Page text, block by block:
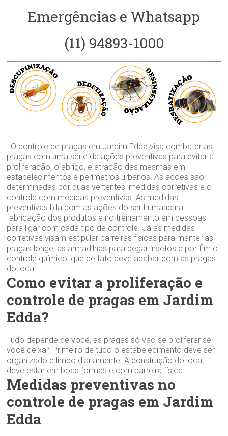
Emergências e Whatsapp
(11) 94893-1000
O controle de pragas em Jardim Edda visa combater as
pragas com uma série de ações preventivas para evitar a
proliferação, o abrigo, e atração das mesmas em
estabelecimentos e perímetros urbanos. As ações são
determinadas por duas vertentes: medidas corretivas e o
controle com medidas preventivas. As medidas
preventivas lida com as ações do ser humano na
fabricação dos produtos e no treinamento em pessoas
para ligar com cada tipo de controle. Já as medidas
corretivas visam estipular barreiras físicas para manter as
pragas longe, as armadilhas para pegar insetos e por fim o
controle químico, que de fato deve acabar com as pragas
do local.
Como evitar a proliferação e
controle de pragas em Jardim
Edda?
Tudo depende de você, as pragas só vão se proliferar se
você deixar. Primeiro de tudo o estabelecimento deve ser
organizado e limpo diariamente. A construção do local
deve estar em boas formas e com barreira física.
Medidas preventivas no
controle de pragas em Jardim
Edda